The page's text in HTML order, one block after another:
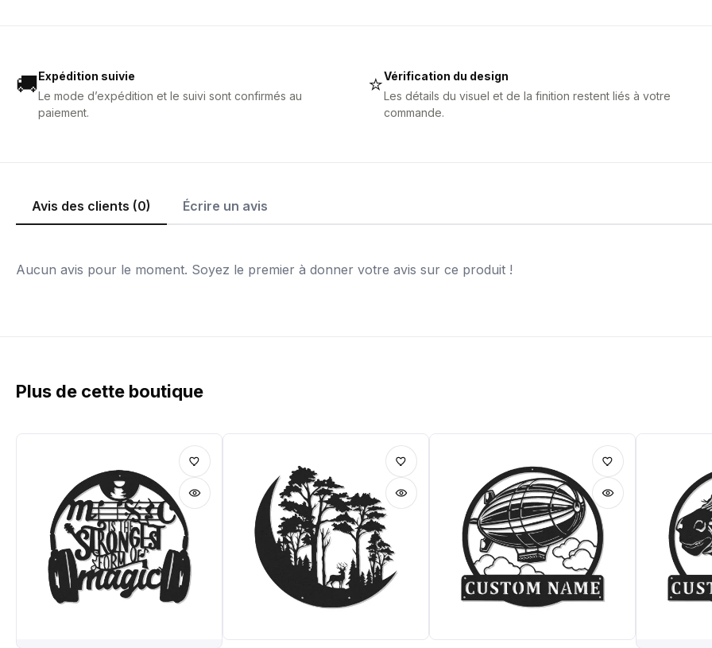
🚚Expédition suivie
Le mode d’expédition et le suivi sont confirmés au
paiement.
⭐Vérification du design
Les détails du visuel et de la finition restent liés à votre
commande.
Avis des clients (0) Écrire un avis
Aucun avis pour le moment. Soyez le premier à donner votre avis sur ce produit !
Plus de cette boutique